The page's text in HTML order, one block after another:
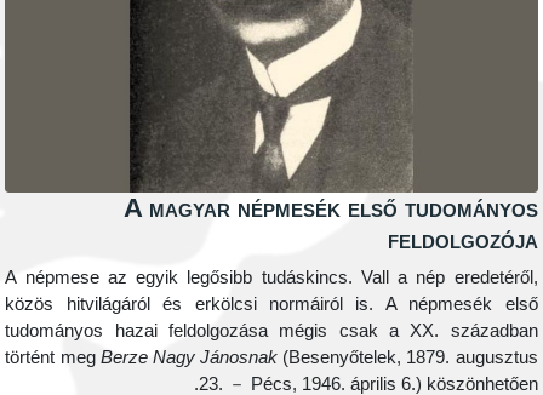
A magyar népmesék első
A népmese az egyik legősibb tudáskincs. Vall a nép
közös hitvilágáról és erkölcsi normáiról is. A
tudományos hazai feldolgozása mégis csak a XX.
történt megBerze Nagy Jánosnak(Besenyőtelek, 1879.
23. － Pécs, 1946. április 6.)